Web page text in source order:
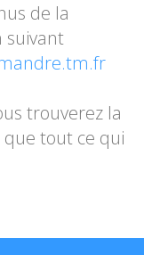
de la
suivant
trouverez la
tout ce qui